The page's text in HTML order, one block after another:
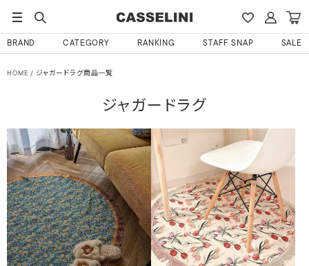
BRAND CATEGORY RANKING STAFF SNAP SALE
HOME ジャガードラグ商品一覧
ジャガードラグ